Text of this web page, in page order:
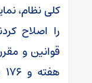
را اصلاح